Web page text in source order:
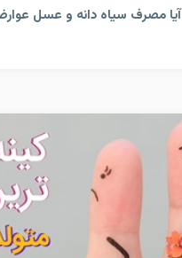
آیا مصرف سیاه دانه و عسل